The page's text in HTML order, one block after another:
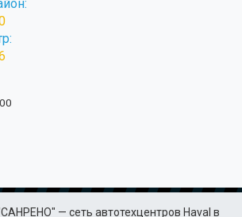
— сеть автотехцентров Haval в